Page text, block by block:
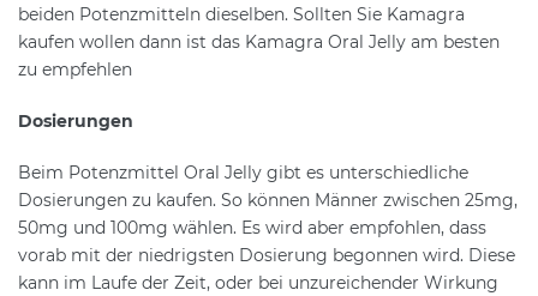
beiden Potenzmitteln dieselben. Sollten Sie Kamagra
kaufen wollen dann ist das Kamagra Oral Jelly am besten
zu empfehlen
Dosierungen
Beim Potenzmittel Oral Jelly gibt es unterschiedliche
Dosierungen zu kaufen. So können Männer zwischen 25mg,
50mg und 100mg wählen. Es wird aber empfohlen, dass
vorab mit der niedrigsten Dosierung begonnen wird. Diese
kann im Laufe der Zeit, oder bei unzureichender Wirkung